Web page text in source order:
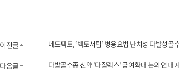
이전글 메드팩토, ‘백토서팁’ 병용요법 난치성 다발성골
다음글 다발골수종 신약 '다잘렉스' 급여확대 논의 연내